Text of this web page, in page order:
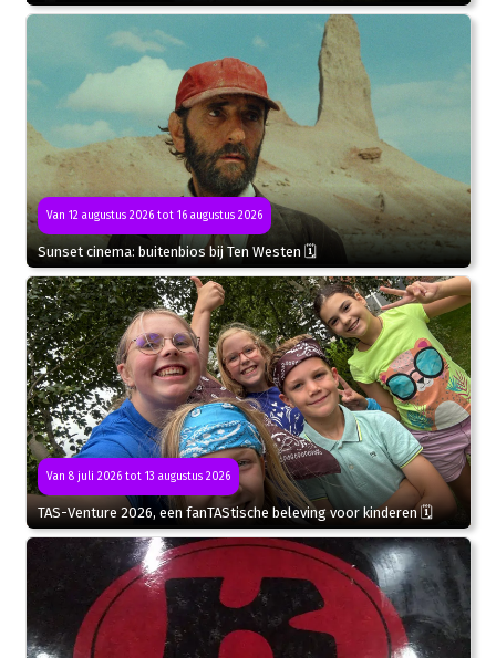
Van 12 augustus 2026 tot 16 augustus 2026
Sunset cinema: buitenbios bij Ten Westen 🗓
Van 8 juli 2026 tot 13 augustus 2026
TAS-Venture 2026, een fanTAStische beleving voor kinderen 🗓